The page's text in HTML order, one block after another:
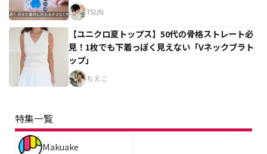
TSUN
【ユニクロ夏トップス】50代の骨格ストレート必
見！1枚でも下着っぽく見えない「Vネックブラト
ップ」
ちえこ
特集一覧
Makuake